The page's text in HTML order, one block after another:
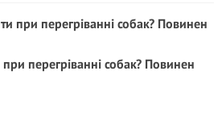
перегріванні собак? Повинен